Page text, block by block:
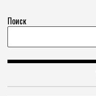
Поиск